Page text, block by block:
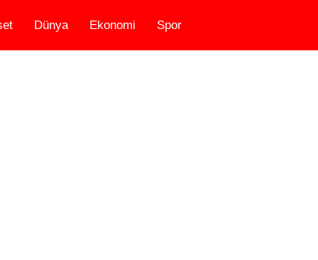
Dünya Ekonomi Spor